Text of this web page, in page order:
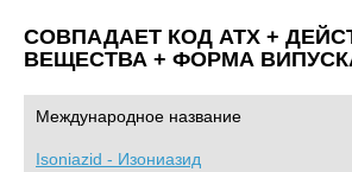
СОВПАДАЕТ КОД ATХ +
ВЕЩЕСТВА + ФОРМА
Международное название
Isoniazid - Изониазид